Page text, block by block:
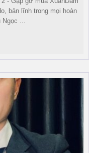
bản lĩnh trong mọi hoàn
...